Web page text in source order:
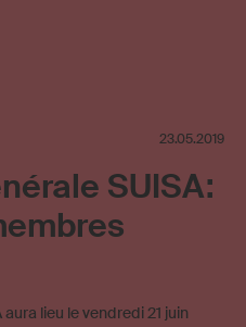
23.05.2019
SUISA:
aura lieu le vendredi 21 juin